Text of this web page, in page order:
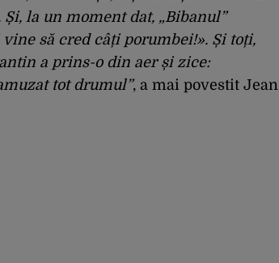
la un moment dat, „Bibanul”
să cred câți porumbei!». Și toți,
a prins-o din aer și zice:
tot drumul”, a mai povestit Jean